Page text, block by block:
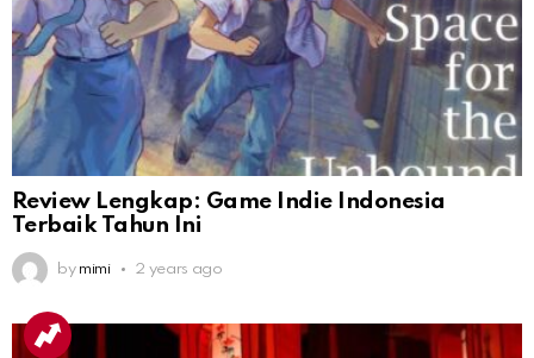
Review Lengkap: Game Indie Indonesia
Terbaik Tahun Ini
by mimi 2 years ago